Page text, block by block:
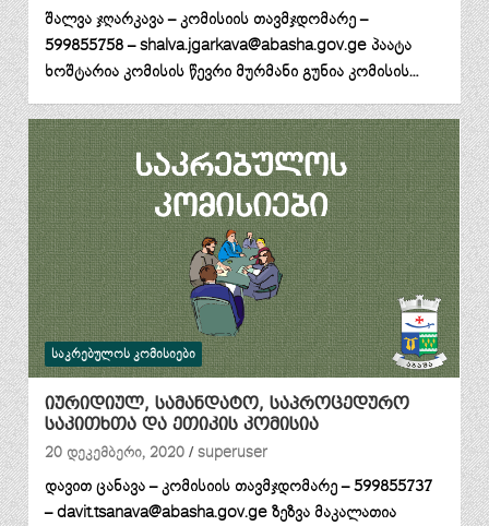
შალვა ჯღარკავა – კომისიის თავმჯდომარე –
599855758 – shalva.jgarkava@abasha.gov.ge პაატა
ხოშტარია კომისის წევრი მურმანი გუნია კომისის…
ᲡᲐᲙᲠᲔᲑᲣᲚᲝᲡ ᲙᲝᲛᲘᲡᲘᲔᲑᲘ
იურიდიულ, სამანდატო, საპროცედურო
საკითხთა და ეთიკის კომისია
20 დეკემბერი, 2020
superuser
დავით ცანავა – კომისიის თავმჯდომარე – 599855737
– davit.tsanava@abasha.gov.ge ზეზვა მაკალათია